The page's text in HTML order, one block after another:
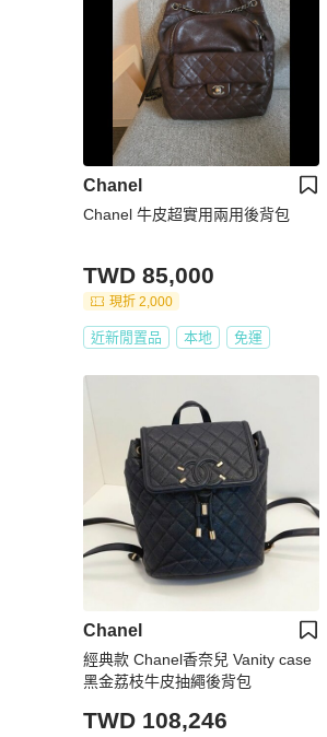
Chanel
Chanel 牛皮超實用兩用後背包
TWD 85,000
現折 2,000
近新閒置品 本地 免運
Chanel
經典款 Chanel香奈兒 Vanity case
黑金荔枝牛皮抽繩後背包
TWD 108,246